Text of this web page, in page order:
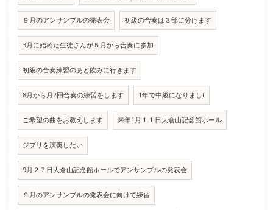
９月のアンサンブルの発表会 初級の合奏は３部に分けます
3月に始めた生徒さんが５月から合奏に参加
初級の合奏練習のあと飲みに行きます
8月から月2回合奏の練習をします 1年で中級になりましt
ご希望の曲をお教えします 来年1月１１日大倉山記念館ホール
ジブリを演奏したい
9月２７日大倉山記念館ホールでアンサンブルの発表会
９月のアンサンブルの発表会に向けて練習